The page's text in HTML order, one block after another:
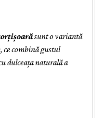
sunt o variantă
ce combină gustul
dulceața naturală a